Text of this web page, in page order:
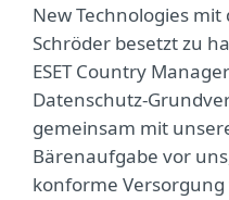
New Technologies
Schröder besetzt zu
ESET Country
Datenschutz-
gemeinsam mit
Bärenaufgabe vor
konforme